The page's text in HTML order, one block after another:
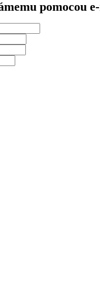
pomocou